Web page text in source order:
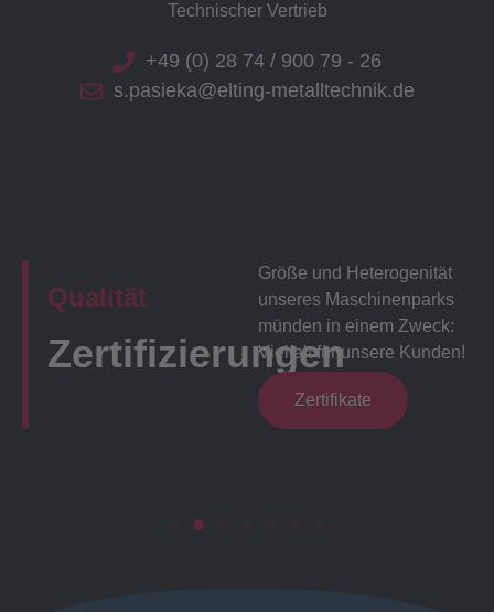
Technischer Vertrieb
+49 (0) 28 74 / 900 79 - 26
s.pasieka@elting-metalltechnik.de
Qualität
Zertifizierungen
Größe und Heterogenität
unseres Maschinenparks
münden in einem Zweck:
Vielfalt für unsere Kunden!
Zertifikate